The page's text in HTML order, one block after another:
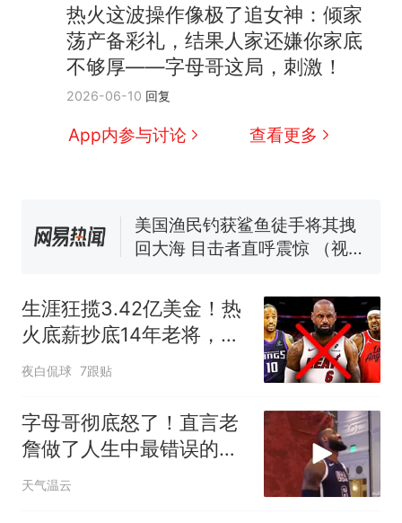
热火这波操作像极了追女神：倾家
荡产备彩礼，结果人家还嫌你家底
不够厚——字母哥这局，刺激！
2026-06-10 回复
App内参与讨论 查看更多
热 制裁瓜子饺子，美国怕什
么？
那个在床头放菜刀的女孩，
人生
费大厨“全国小炒肉大王”称
号，仅凭视频评出？中国烹饪
回大海 目击者直呼震惊 （视频
来源：参考消息）
笔试第一被第二名传话劝弃考
热 制裁瓜子饺子，美国怕什
么？
生涯狂揽3.42亿美金！热
火底薪抄底14年老将，辅
佐字母哥冲冠
夜白侃球 7跟贴
字母哥彻底怒了！直言老
詹做了人生中最错误的决
定，想拿冠军没戏
天气温云